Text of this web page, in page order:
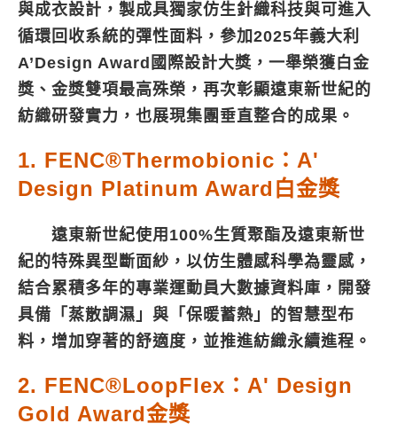
與成衣設計，製成具獨家仿生針織科技與可進入
循環回收系統的彈性面料，參加2025年義大利
A’Design Award國際設計大獎，一舉榮獲白金
獎、金獎雙項最高殊榮，再次彰顯遠東新世紀的
紡織研發實力，也展現集團垂直整合的成果。
1. FENC®Thermobionic：A'
Design Platinum Award白金獎
遠東新世紀使用100%生質聚酯及遠東新世
紀的特殊異型斷面紗，以仿生體感科學為靈感，
結合累積多年的專業運動員大數據資料庫，開發
具備「蒸散調濕」與「保暖蓄熱」的智慧型布
料，增加穿著的舒適度，並推進紡織永續進程。
2. FENC®LoopFlex：A' Design
Gold Award金獎